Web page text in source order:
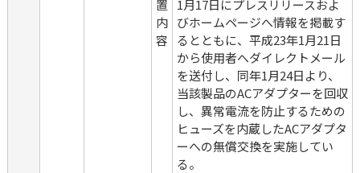
置
内
容
1月17日にプレスリリースおよ
びホームページへ情報を掲載す
るとともに、平成23年1月21日
から使用者へダイレクトメール
を送付し、同年1月24日より、
当該製品のACアダプターを回収
し、異常電流を防止するための
ヒューズを内蔵したACアダプタ
ーへの無償交換を実施してい
る。